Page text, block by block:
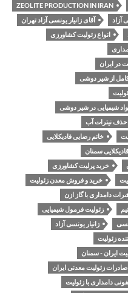
ZEOLITE PRODUCTION IN IRAN
آزاد
آقای زانیار یونسی آزاد تهران
انواع زئولیت کشاورزی
در ایران
شیمیایی در شیر دوشی
حذف نیترات آب
خانم رضایی قادیکلایی
سمنان
خرید پرلیت کشاورزی
خرید و فروش معدن زئولیت
دامداری با گاز ازن
زئولیت فرمول شیمیایی
زانیار یونسی آزاد
زئولیت
ایران - سمنان
صادرات زئولیت معدنی ایران
دامداری با زئولیت